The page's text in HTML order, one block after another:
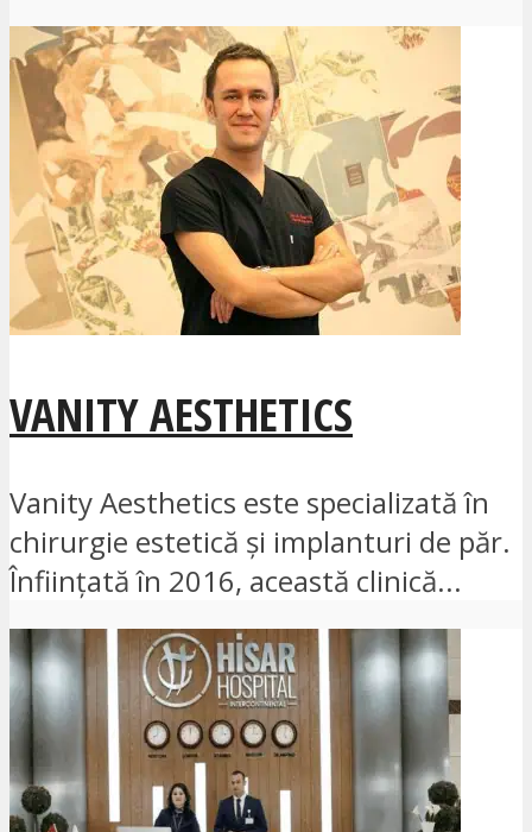
VANITY AESTHETICS
Vanity Aesthetics este specializată în
chirurgie estetică și implanturi de păr.
Înființată în 2016, această clinică...